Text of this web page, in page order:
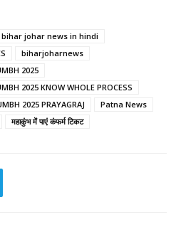
bihar johar news in hindi
biharjoharnews
2025
2025 KNOW WHOLE PROCESS
2025 PRAYAGRAJ
Patna News
महाकुंभ में पाएं कंफर्म टिकट